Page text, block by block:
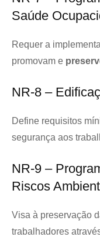
Saúde
Requer a
promovam e
NR-8 –
Define requisitos
segurança aos
NR-9 –
Riscos
Visa à preservação
trabalhadores